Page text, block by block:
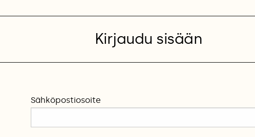
Kirjaudu sisään
Sähköpostiosoite